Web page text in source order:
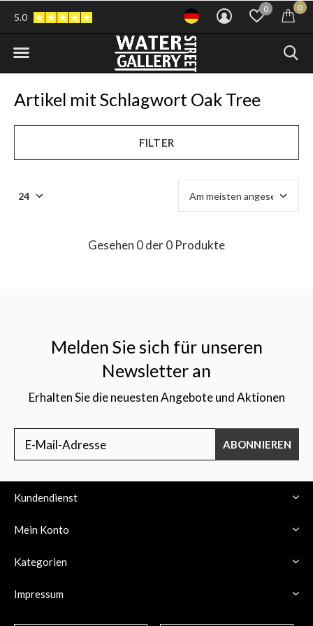
0 0
5.0
Artikel mit Schlagwort Oak Tree
FILTER
Gesehen 0 der 0 Produkte
Melden Sie sich für unseren
Newsletter an
Erhalten Sie die neuesten Angebote und Aktionen
ABONNIEREN
Kundendienst
Mein Konto
Kategorien
Impressum